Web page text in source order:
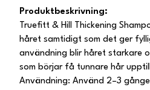
Produktbeskrivning:
Truefitt & Hill Thickening
håret samtidigt som det ger
användning blir håret starkare
som börjar få tunnare hår
Användning: Använd 2–3